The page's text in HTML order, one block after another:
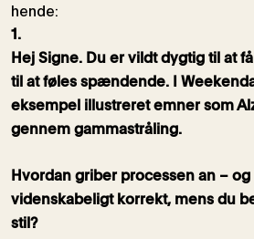
hende:
1.
Hej Signe. Du er vildt dygtig til at
til at føles spændende. I
eksempel illustreret emner som
gennem gammastråling.
Hvordan griber processen an –
videnskabeligt korrekt, mens du
stil?